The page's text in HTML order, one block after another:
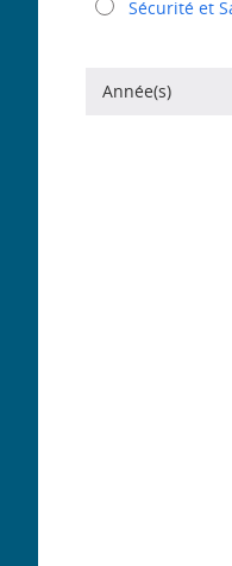
Sécurité et
Année(s)